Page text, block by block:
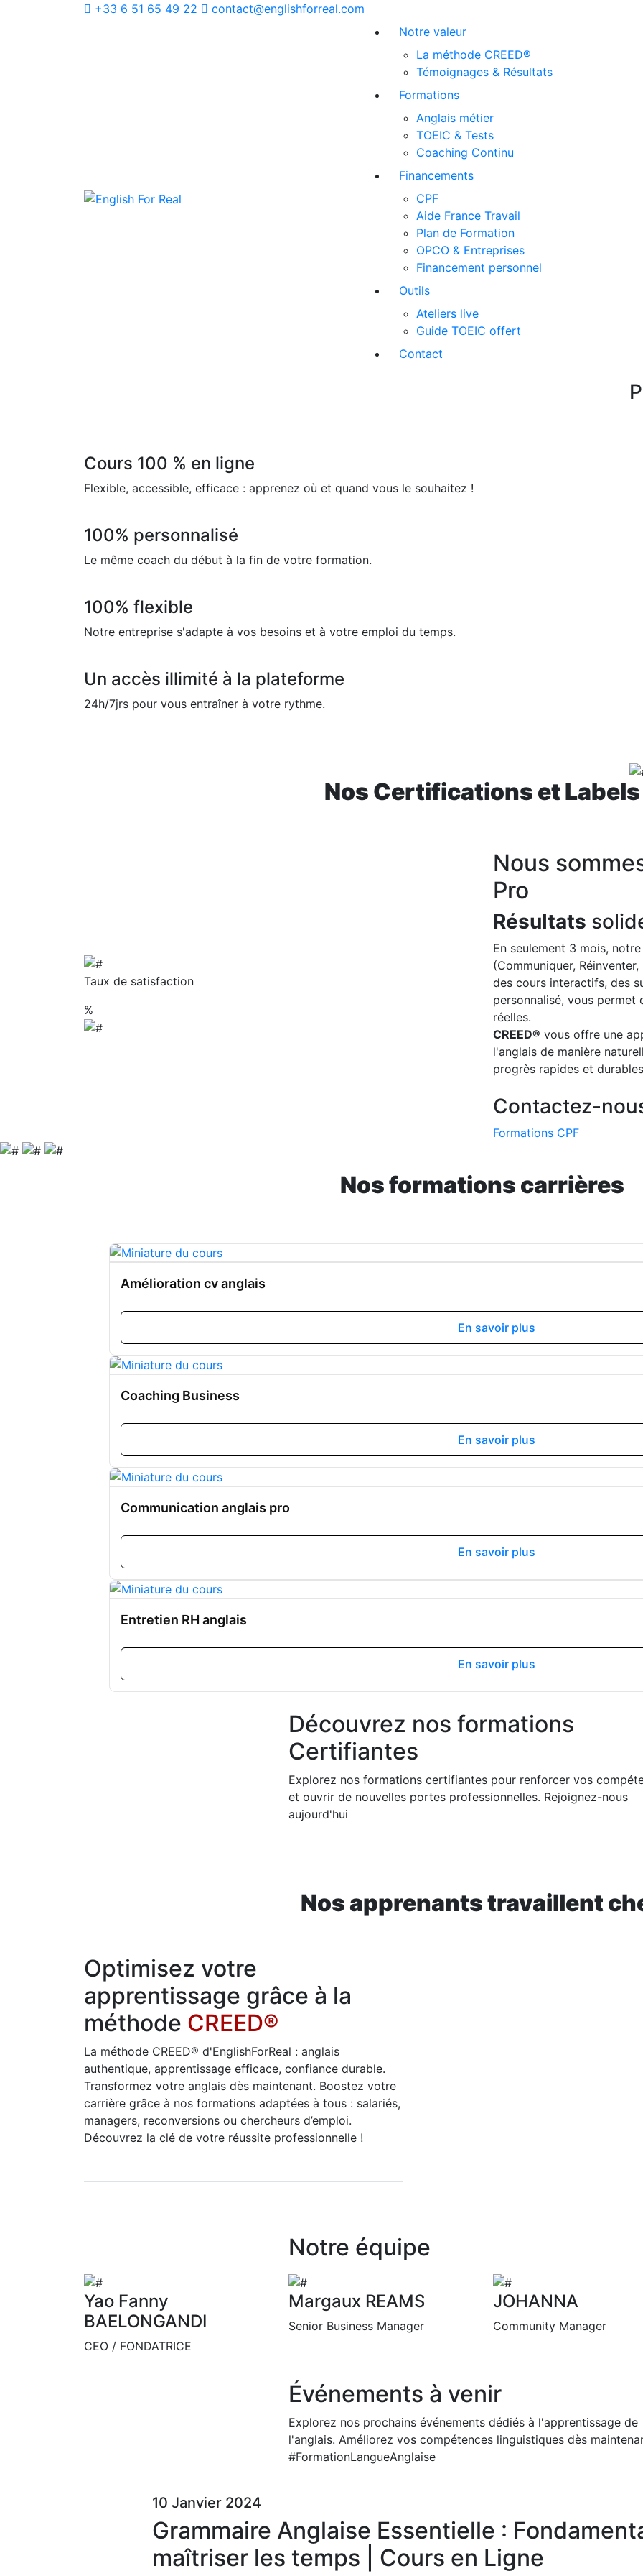
+33 6 51 65 49 22
contact@englishforreal.com
Notre valeur
La méthode CREED®
Témoignages & Résultats
Formations
Anglais métier
TOEIC & Tests
Coaching Continu
Financements
CPF
Aide France Travail
Plan de Formation
OPCO & Entreprises
Financement personnel
Outils
Ateliers live
Guide TOEIC offert
Contact
Cours 100 % en ligne
Flexible, accessible, efficace : apprenez où et quand vous le souhaitez !
100% personnalisé
Le même coach du début à la fin de votre formation.
100% flexible
Notre entreprise s'adapte à vos besoins et à votre emploi du temps.
Un accès illimité à la plateforme
24h/7jrs pour vous entraîner à votre rythme.
Nos Certifications et Labels
Taux de satisfaction
%
Nous
Pro
Résultats
En seulement 3 mois,
(Communiquer,
des cours interactifs, des
personnalisé, vous
réelles.
CREED® vous offre une
l'anglais de manière
progrès rapides et
Contactez-
Formations CPF
Nos formations carrières
Amélioration cv anglais
En savoir plus
Coaching Business
En savoir plus
Communication anglais pro
En savoir plus
Entretien RH anglais
En savoir plus
Découvrez nos formations
Certifiantes
Explorez nos formations certifiantes pour renforcer vos
et ouvrir de nouvelles portes professionnelles. Rejoignez-nous
aujourd'hui
Nos apprenants travaillent
Optimisez votre
apprentissage grâce à la
méthode CREED®
La méthode CREED® d'EnglishForReal : anglais
authentique, apprentissage efficace, confiance durable.
Transformez votre anglais dès maintenant. Boostez votre
carrière grâce à nos formations adaptées à tous : salariés,
managers, reconversions ou chercheurs d’emploi.
Découvrez la clé de votre réussite professionnelle !
Notre équipe
Yao Fanny
BAELONGANDI
CEO / FONDATRICE
Margaux REAMS
Senior Business Manager
JOHANNA
Community Manager
Événements à venir
Explorez nos prochains événements dédiés à l'apprentissage de
l'anglais. Améliorez vos compétences linguistiques dès
#FormationLangueAnglaise
10 Janvier 2024
Grammaire Anglaise Essentielle :
maîtriser les temps | Cours en Ligne